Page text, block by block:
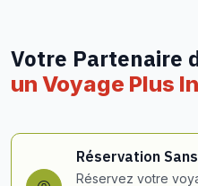
Votre Partenaire
un Voyage Plus
Réservation
Réservez votre